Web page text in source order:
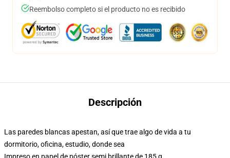
Reembolso completo si el producto no es recibido
Descripción
Las paredes blancas apestan, así que trae algo de vida a tu
dormitorio, oficina, estudio, donde sea